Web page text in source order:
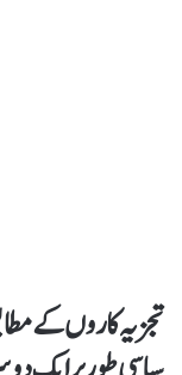
تجزیہ کاروں کے